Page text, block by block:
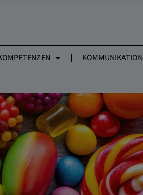
KOMMUNIKATION